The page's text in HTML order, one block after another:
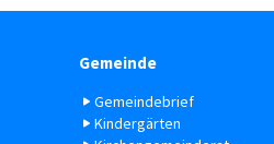
Gemeinde
Gemeindebrief
Kindergärten